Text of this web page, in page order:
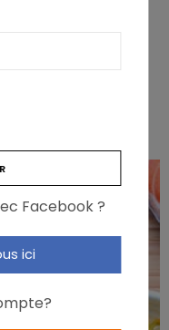
de l’intestin
tirer des bénéfices
Facebook ?
ici